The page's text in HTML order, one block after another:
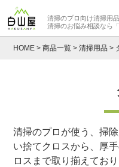
清掃のプロ向け清掃用
清掃のお悩み相談なら
HOME 商品一覧 清掃用品
清掃のプロが使う、掃
い捨てクロスから、厚
ロスまで取り揃えてお